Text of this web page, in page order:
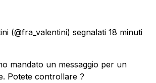
(@fra_valentini) segnalati 18 minuti
mandato un messaggio per un
Potete controllare ?